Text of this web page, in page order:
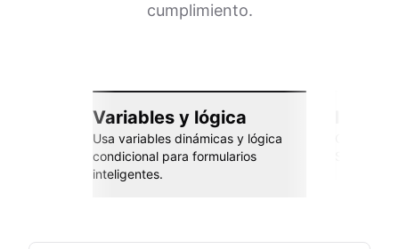
cumplimiento.
Variables y lógica
Usa variables dinámicas y lógica
condicional para formularios
inteligentes.